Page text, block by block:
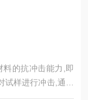
的抗冲击能力,即
样进行冲击,通过
,分析试样的抗冲击